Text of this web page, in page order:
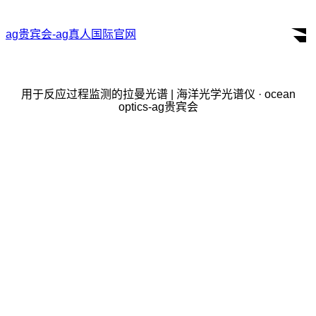
ag贵宾会-ag真人国际官网
用于反应过程监测的拉曼光谱 | 海洋光学光谱仪 · ocean
optics-ag贵宾会